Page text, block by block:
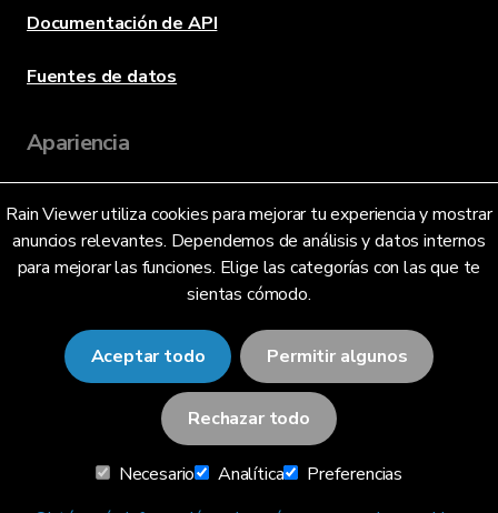
Rain Viewer utiliza cookies para mejorar tu experiencia y mostrar
anuncios relevantes. Dependemos de análisis y datos internos
para mejorar las funciones. Elige las categorías con las que te
sientas cómodo.
Aceptar todo Permitir algunos
Rechazar todo
Necesario Analítica
Preferencias
Documentación de API
Fuentes de datos
Apariencia
Idioma
Español (México) (MX)
© 2026 RainViewer,MeteoLab Inc.
Aviso de PrivacidadTérminos y condiciones